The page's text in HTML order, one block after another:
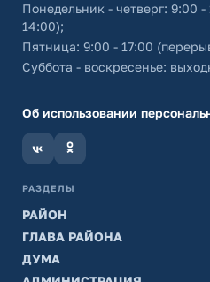
Понедельник - четверг: 9:00
14:00);
Пятница: 9:00 - 17:00
Суббота - воскресенье:
Об использовании
РАЗДЕЛЫ
РАЙОН
ГЛАВА РАЙОНА
ДУМА